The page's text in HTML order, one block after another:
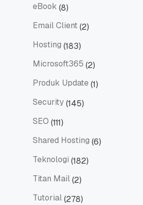
eBook (8)
Email Client(2)
Hosting (183)
Microsoft365 (2)
Produk Update (1)
Security(145)
SEO (111)
Shared Hosting (6)
Teknologi (182)
Titan Mail(2)
Tutorial(278)